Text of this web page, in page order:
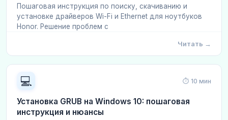
Пошаговая инструкция по поиску, скачиванию и
установке драйверов Wi-Fi и Ethernet для ноутбуков
Honor. Решение проблем с
Читать →
💻 ⏱ 10 мин
Установка GRUB на Windows 10: пошаговая
инструкция и нюансы